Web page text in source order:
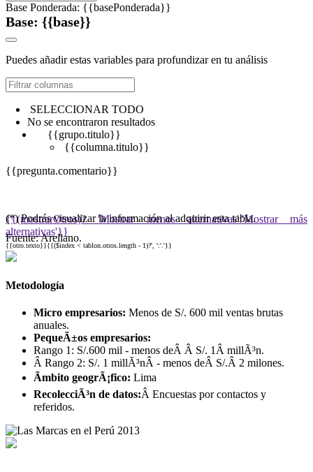
Base Ponderada: {{basePonderada}}
Base: {{base}}
Puedes añadir estas variables para profundizar en tu análisis
SELECCIONAR TODO
No se encontraron resultados
{{grupo.titulo}}
{{columna.titulo}}
{{pregunta.comentario}}
(*) Podrás visualizar la información al adquirir esta tabla.
Fuente: Arellano.
{{(mostrarOtros)? 'Mostrar menos alternativas':'Mostrar más
alternativas'}}
{{otro.texto}}{{($index < tablon.otros.length - 1)?', ':'.'}}
Metodología
Micro empresarios: Menos de S/. 600 mil ventas brutas
anuales.
PequeÃ±os empresarios:
Rango 1: S/.600 mil - menos deÂ Â S/. 1Â millÃ³n.
Â Rango 2: S/. 1 millÃ³nÂ - menos deÂ S/.Â 2 milones.
Ãmbito geogrÃ¡fico: Lima
RecolecciÃ³n de datos:Â Encuestas por contactos y
referidos.